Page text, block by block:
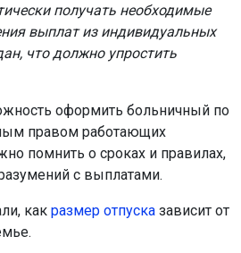
получать необходимые
выплат из индивидуальных
что должно упростить
оформить больничный по
правом работающих
помнить о сроках и правилах,
с выплатами.
как размер отпуска зависит от